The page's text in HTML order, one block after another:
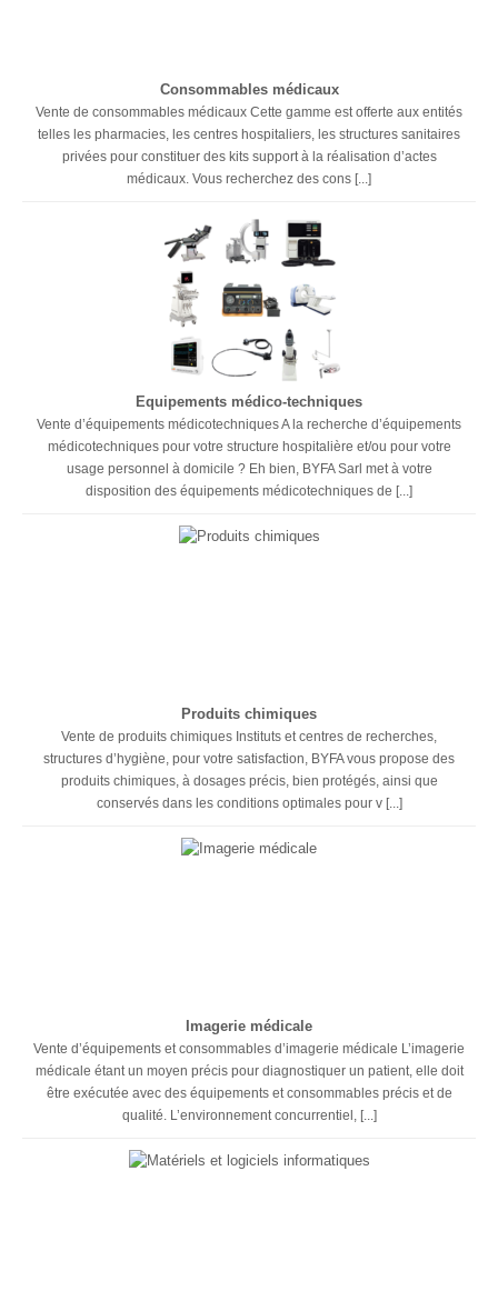
Consommables médicaux
Vente de consommables médicaux Cette gamme est offerte aux entités
telles les pharmacies, les centres hospitaliers, les structures sanitaires
privées pour constituer des kits support à la réalisation d’actes
médicaux. Vous recherchez des cons [...]
Equipements médico-techniques
Vente d’équipements médicotechniques A la recherche d’équipements
médicotechniques pour votre structure hospitalière et/ou pour votre
usage personnel à domicile ? Eh bien, BYFA Sarl met à votre
disposition des équipements médicotechniques de [...]
Produits chimiques
Vente de produits chimiques Instituts et centres de recherches,
structures d’hygiène, pour votre satisfaction, BYFA vous propose des
produits chimiques, à dosages précis, bien protégés, ainsi que
conservés dans les conditions optimales pour v [...]
Imagerie médicale
Vente d’équipements et consommables d’imagerie médicale L’imagerie
médicale étant un moyen précis pour diagnostiquer un patient, elle doit
être exécutée avec des équipements et consommables précis et de
qualité. L’environnement concurrentiel, [...]